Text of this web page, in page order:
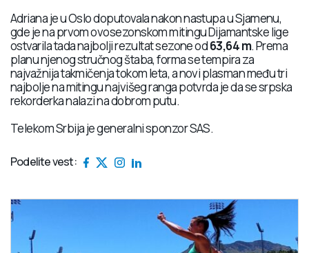
Adriana je u Oslo doputovala nakon nastupa u Sjamenu,
gde je na prvom ovosezonskom mitingu Dijamantske lige
ostvarila tada najbolji rezultat sezone od63,64 m. Prema
planu njenog stručnog štaba, forma se tempira za
najvažnija takmičenja tokom leta, a novi plasman među tri
najbolje na mitingu najvišeg ranga potvrda je da se srpska
rekorderka nalazi na dobrom putu.
Telekom Srbija je generalni sponzor SAS.
Podelite vest: